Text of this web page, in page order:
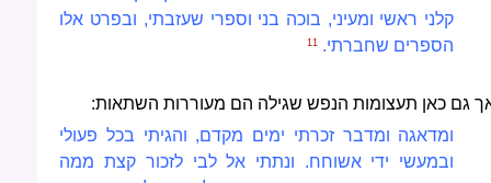
קלני ראשי ומעיני, בוכה בני וספרי שעזבתי, ובפרט אלו
הספרים שחברתי. 11
גם כאן תעצומות הנפש שגילה הם מעוררות השתאות:
ומדאגה ומדבר זכרתי ימים מקדם, והגיתי בכל פעולי
ובמעשי ידי אשוחח. ונתתי אל לבי לזכור קצת ממה